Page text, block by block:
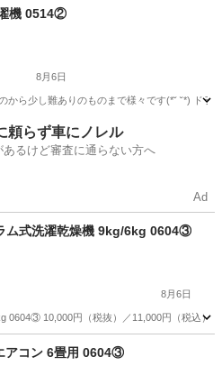
の他 F ドラム式洗濯機 0514②
8月6日
ら少し難ありのものまで様々です(*˘ ˘*) ド
品頼らず車にノレル
るけど審査に通らない方へ
Ad
ラム式洗濯乾燥機 9kg/6kg 0604③
8月6日
0604③ 10,000円（税抜）／11,000円（税込
アコン 6畳用 0604③